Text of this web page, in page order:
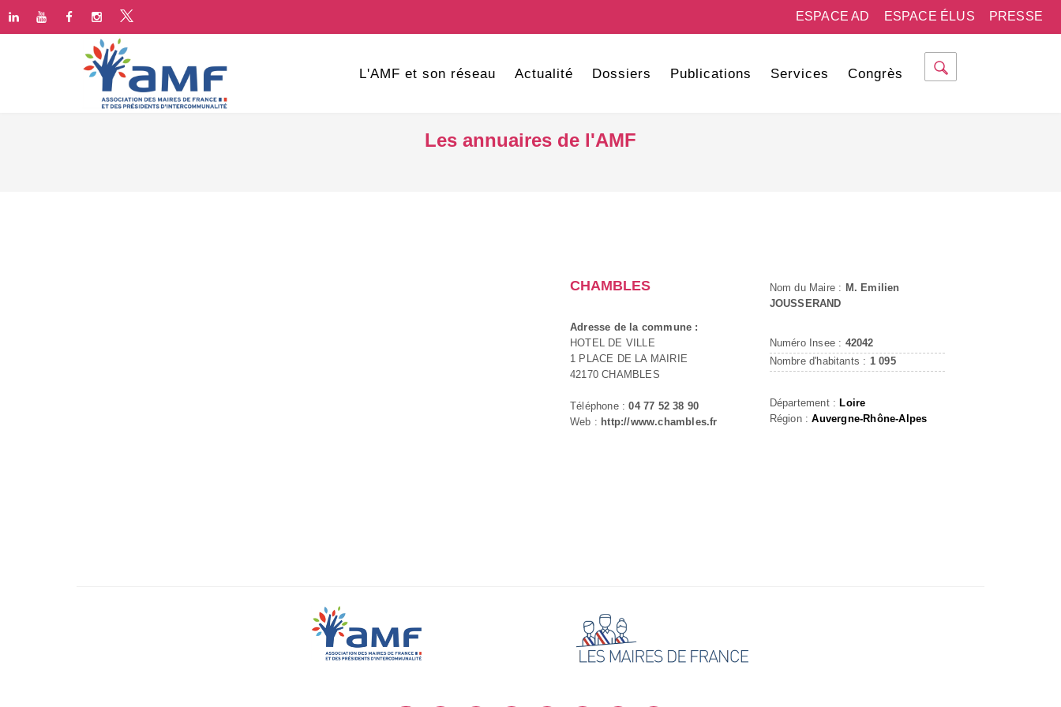
PRESSE
ESPACE ÉLUS
ESPACE AD
L'AMF et son réseau Actualité Dossiers Publications Services Congrès
Les annuaires de l'AMF
CHAMBLES
Adresse de la commune :
HOTEL DE VILLE
1 PLACE DE LA MAIRIE
42170 CHAMBLES
Téléphone :04 77 52 38 90
Web : http://www.chambles.fr
Nom du Maire : M. Emilien
JOUSSERAND
Numéro Insee : 42042
Nombre d'habitants : 1 095
Département : Loire
Région :Auvergne-Rhône-Alpes